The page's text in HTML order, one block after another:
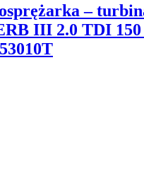
wiele
wariantów.
Opcje
można
–
III 2.0 TDI